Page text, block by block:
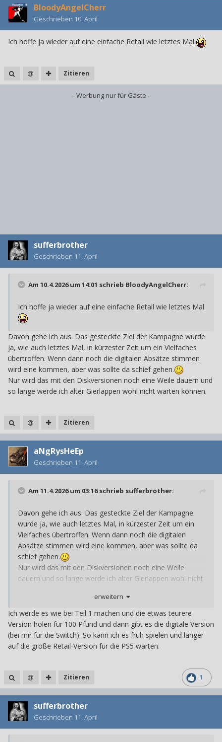
BloodyAngelCherr
Geschrieben 10. April
Ich hoffe ja wieder auf eine einfache Retail wie letztes Mal
Zitieren
- Werbung nur für Gäste -
sufferbrother
Geschrieben 11. April
Am 10.4.2026 um 14:01 schrieb BloodyAngelCherr:
Ich hoffe ja wieder auf eine einfache Retail wie letztes Mal
Davon gehe ich aus. Das gesteckte Ziel der Kampagne wurde
ja, wie auch letztes Mal, in kürzester Zeit um ein Vielfaches
übertroffen. Wenn dann noch die digitalen Absätze stimmen
wird eine kommen, aber was sollte da schief gehen.
Nur wird das mit den Diskversionen noch eine Weile dauern und
so lange werde ich alter Gierlappen wohl nicht warten können.
Zitieren
aNgRysHeEp
Geschrieben 11. April
Am 11.4.2026 um 03:16 schrieb sufferbrother:
Davon gehe ich aus. Das gesteckte Ziel der Kampagne
wurde ja, wie auch letztes Mal, in kürzester Zeit um ein
Vielfaches übertroffen. Wenn dann noch die digitalen
Absätze stimmen wird eine kommen, aber was sollte da
schief gehen.
Nur wird das mit den Diskversionen noch eine Weile
dauern und so lange werde ich alter Gierlappen wohl nicht
erweitern
Ich werde es wie bei Teil 1 machen und die etwas teurere
Version holen für 100 Pfund und dann gibt es die digitale Version
(bei mir für die Switch). So kann ich es früh spielen und länger
auf die große Retail-Version für die PS5 warten.
1
Zitieren
sufferbrother
Geschrieben 11. April